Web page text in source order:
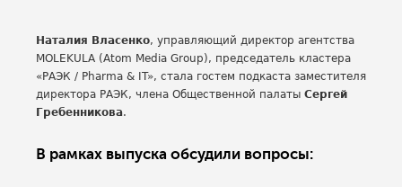
Наталия Власенко, управляющий директор агентства
MOLEKULA (Atom Media Group), председатель кластера
«РАЭК / Pharma & IT», стала гостем подкаста заместителя
директора РАЭК, члена Общественной палаты Сергей
Гребенникова.
В рамках выпуска обсудили вопросы: